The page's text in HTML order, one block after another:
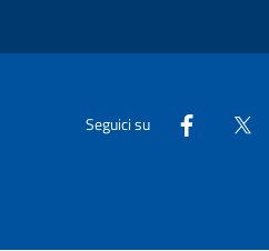
Seguici su